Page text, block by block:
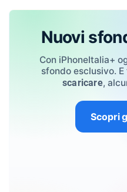
Nuovi
Con iPhoneItalia+
sfondo esclusivo.
scaricare,
Scopri